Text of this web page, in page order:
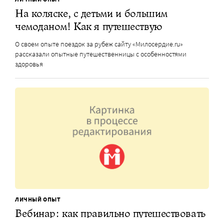
На коляске, с детьми и большим
чемоданом! Как я путешествую
О своем опыте поездок за рубеж сайту «Милосердие.ru»
рассказали опытные путешественницы с особенностями
здоровья
ЛИЧНЫЙ ОПЫТ
Вебинар: как правильно путешествовать